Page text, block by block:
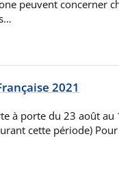
peuvent concerner
2021
à porte du 23 août
cette période)